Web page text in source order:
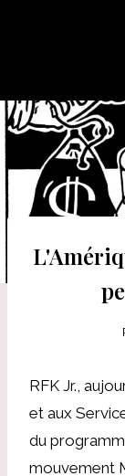
RFK Jr.,
et aux
du
mouvement